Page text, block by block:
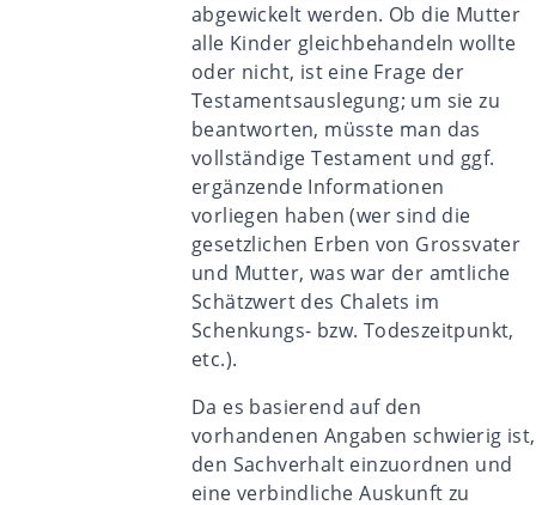
abgewickelt werden. Ob die Mutter
alle Kinder gleichbehandeln wollte
oder nicht, ist eine Frage der
Testamentsauslegung; um sie zu
beantworten, müsste man das
vollständige Testament und ggf.
ergänzende Informationen
vorliegen haben (wer sind die
gesetzlichen Erben von Grossvater
und Mutter, was war der amtliche
Schätzwert des Chalets im
Schenkungs- bzw. Todeszeitpunkt,
etc.).
Da es basierend auf den
vorhandenen Angaben schwierig ist,
den Sachverhalt einzuordnen und
eine verbindliche Auskunft zu